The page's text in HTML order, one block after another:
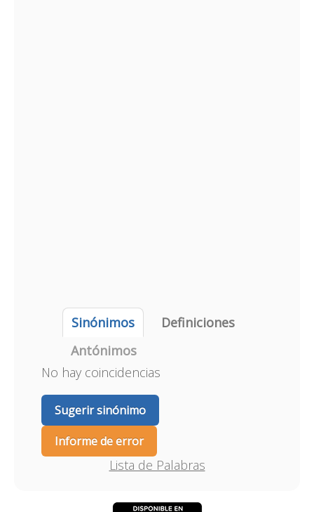
Sinónimos
Definiciones
Antónimos
No hay coincidencias
Sugerir sinónimo
Informe de error
Lista de Palabras